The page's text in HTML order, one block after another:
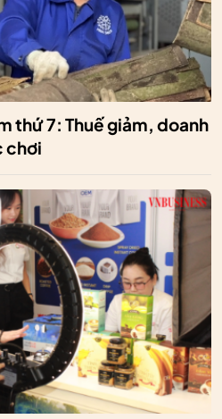
thứ 7: Thuế giảm, doanh
chơi